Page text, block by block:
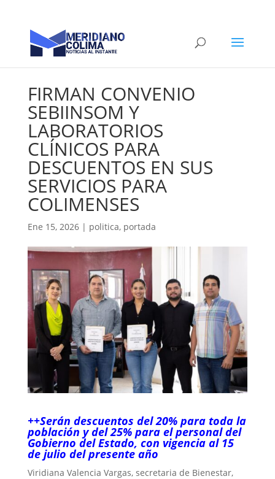
FIRMAN CONVENIO
SEBIINSOM Y
LABORATORIOS
CLÍNICOS PARA
DESCUENTOS EN SUS
SERVICIOS PARA
COLIMENSES
Ene 15, 2026| politica, portada
++Serán descuentos del 20% para toda la
población y del 25% para el personal del
Gobierno del Estado, con vigencia al 15
de julio del presente año
Viridiana Valencia Vargas, secretaria de Bienestar,